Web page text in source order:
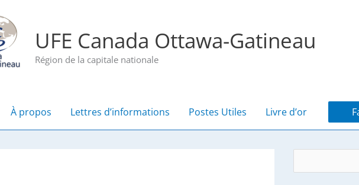
UFE Canada Ottawa-Gatineau
Région de la capitale nationale
À propos Lettres d’informations Postes Utiles Livre d’or